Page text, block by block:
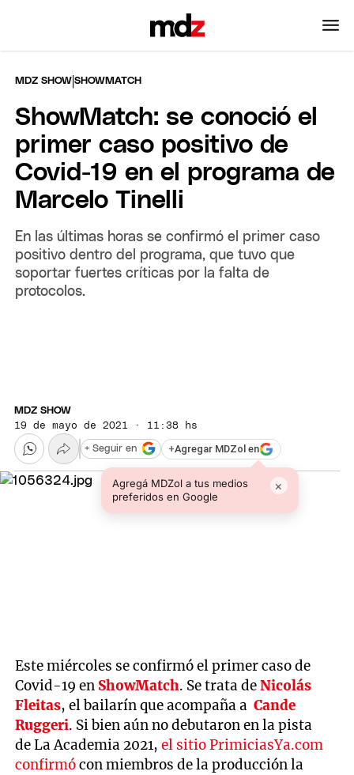
MDZ SHOW |SHOWMATCH
ShowMatch: se conoció el
primer caso positivo de
Covid-19 en el programa de
Marcelo Tinelli
En las últimas horas se confirmó el primer caso
positivo dentro del programa, que tuvo que
soportar fuertes críticas por la falta de
protocolos.
MDZ SHOW
19 de mayo de 2021 · 11:38 hs
+Agregar MDZol en
Agregá MDZol a tus medios
preferidos en Google
×
+ Seguir en
Este miércoles se confirmó el primer caso de
Covid-19 en ShowMatch. Se trata deNicolás
Fleitas, el bailarín que acompaña a Cande
Ruggeri. Si bien aún no debutaron en la pista
de La Academia 2021,el sitio PrimiciasYa.com
confirmócon miembros de la producción la